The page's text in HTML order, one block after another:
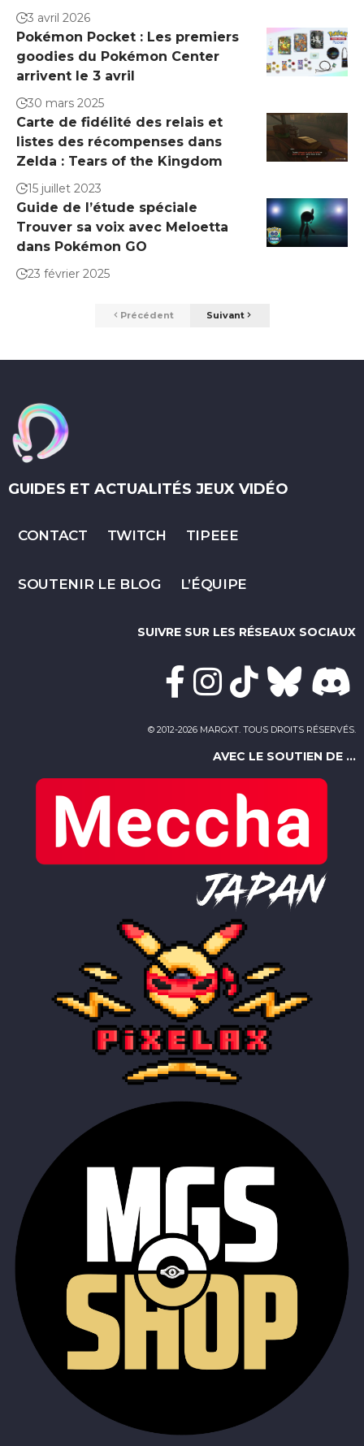
3 avril 2026
Pokémon Pocket : Les premiers
goodies du Pokémon Center
arrivent le 3 avril
30 mars 2025
Carte de fidélité des relais et
listes des récompenses dans
Zelda : Tears of the Kingdom
15 juillet 2023
Guide de l’étude spéciale
Trouver sa voix avec Meloetta
dans Pokémon GO
23 février 2025
Précédent Suivant
GUIDES ET ACTUALITÉS JEUX VIDÉO
CONTACT TWITCH TIPEEE
SOUTENIR LE BLOG L’ÉQUIPE
SUIVRE SUR LES RÉSEAUX SOCIAUX
© 2012-2026 MARGXT. TOUS DROITS RÉSERVÉS.
AVEC LE SOUTIEN DE ...